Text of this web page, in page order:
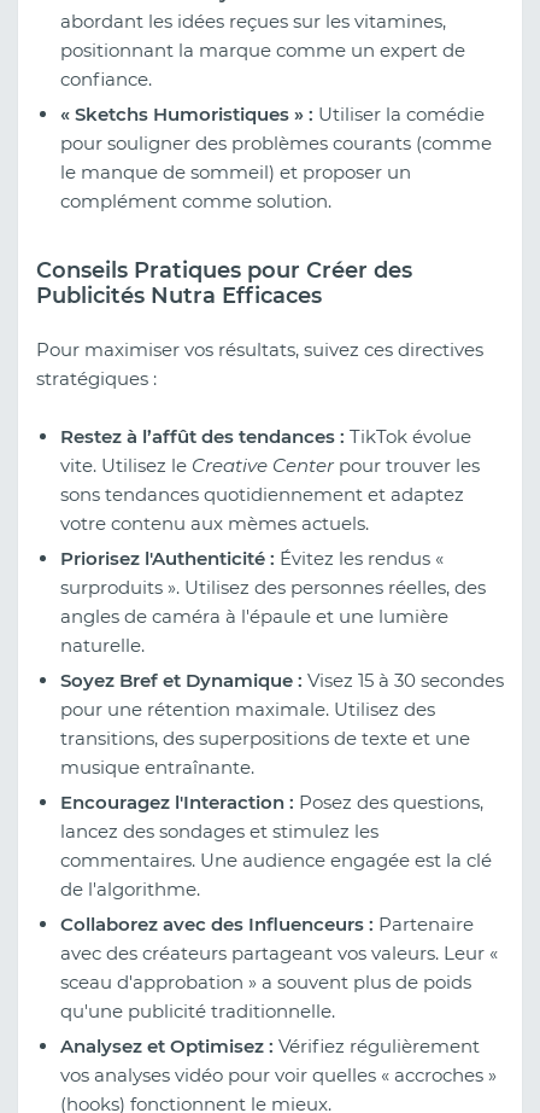
abordant les idées reçues sur les vitamines,
positionnant la marque comme un expert de
confiance.
« Sketchs Humoristiques » : Utiliser la comédie
pour souligner des problèmes courants (comme
le manque de sommeil) et proposer un
complément comme solution.
Conseils Pratiques pour Créer des
Publicités Nutra Efficaces
Pour maximiser vos résultats, suivez ces directives
stratégiques :
Restez à l’affût des tendances : TikTok évolue
vite. Utilisez le Creative Centerpour trouver les
sons tendances quotidiennement et adaptez
votre contenu aux mèmes actuels.
Priorisez l'Authenticité : Évitez les rendus «
surproduits ». Utilisez des personnes réelles, des
angles de caméra à l'épaule et une lumière
naturelle.
Soyez Bref et Dynamique : Visez 15 à 30 secondes
pour une rétention maximale. Utilisez des
transitions, des superpositions de texte et une
musique entraînante.
Encouragez l'Interaction : Posez des questions,
lancez des sondages et stimulez les
commentaires. Une audience engagée est la clé
de l'algorithme.
Collaborez avec des Influenceurs : Partenaire
avec des créateurs partageant vos valeurs. Leur «
sceau d'approbation » a souvent plus de poids
qu'une publicité traditionnelle.
Analysez et Optimisez : Vérifiez régulièrement
vos analyses vidéo pour voir quelles « accroches »
(hooks) fonctionnent le mieux.